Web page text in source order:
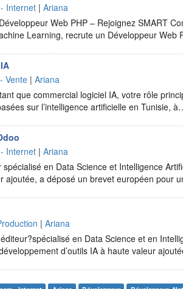
Internet |Ariana
Web PHP – Rejoignez SMART
Learning, recrute un Développeur
Vente |Ariana
que commercial logiciel IA, votre rôle
sur l’intelligence artificielle en Tunisie,
Internet |Ariana
en Data Science et Intelligence
ajoutée, a déposé un brevet européen pour
|Ariana
en Data Science et en
d’outils IA à haute valeur